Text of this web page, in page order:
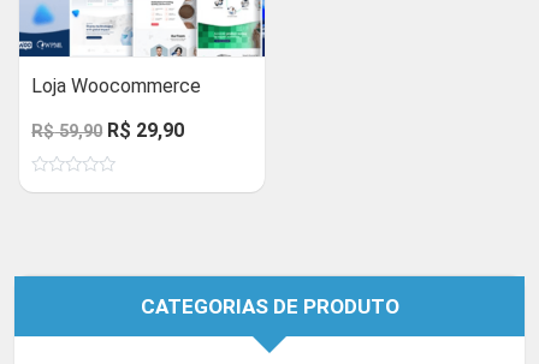
Loja Woocommerce
R$59,90 O
preço
original
R$ 29,90O
atual
CATEGORIAS DE PRODUTO